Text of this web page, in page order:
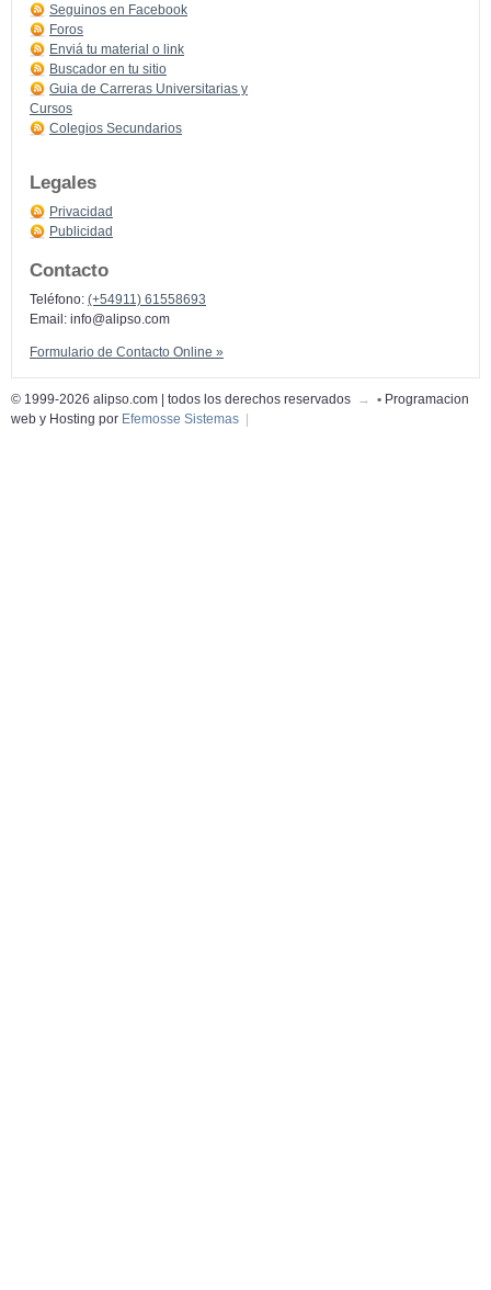
Seguinos en Facebook
Foros
Enviá tu material o link
Buscador en tu sitio
Guia de Carreras Universitarias y
Cursos
Colegios Secundarios
Legales
Privacidad
Publicidad
Contacto
Teléfono: (+54911) 61558693
Email: info@alipso.com
Formulario de Contacto Online »
© 1999-2026 alipso.com | todos los derechos reservados → • Programacion
web y Hosting por Efemosse Sistemas |